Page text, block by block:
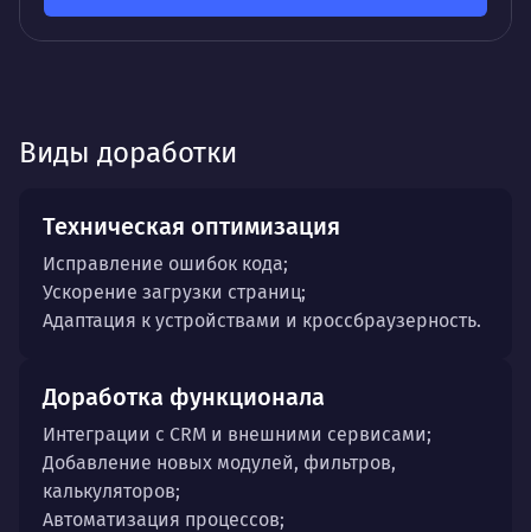
Виды доработки
Техническая оптимизация
Исправление ошибок кода;
Ускорение загрузки страниц;
Адаптация к устройствами и кроссбраузерность.
Доработка функционала
Интеграции с CRM и внешними сервисами;
Добавление новых модулей, фильтров,
калькуляторов;
Автоматизация процессов;